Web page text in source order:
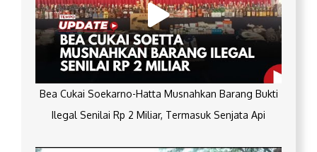
Bea Cukai Soekarno-Hatta Musnahkan Barang Bukti
Ilegal Senilai Rp 2 Miliar, Termasuk Senjata Api